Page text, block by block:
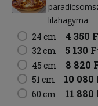
lilahagyma
24 cm
4 350
32 cm 5 130
45 cm 8 820
51 cm 10 080
60 cm 11 880